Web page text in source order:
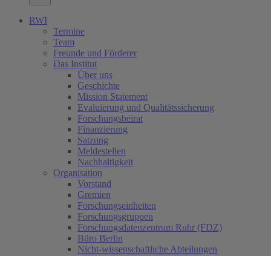
RWI
Termine
Team
Freunde und Förderer
Das Institut
Über uns
Geschichte
Mission Statement
Evaluierung und Qualitätssicherung
Forschungsbeirat
Finanzierung
Satzung
Meldestellen
Nachhaltigkeit
Organisation
Vorstand
Gremien
Forschungseinheiten
Forschungsgruppen
Forschungsdatenzentrum Ruhr (FDZ)
Büro Berlin
Nicht-wissenschaftliche Abteilungen